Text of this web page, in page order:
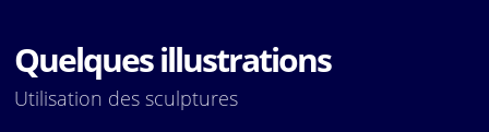
Quelques illustrations
Utilisation des sculptures